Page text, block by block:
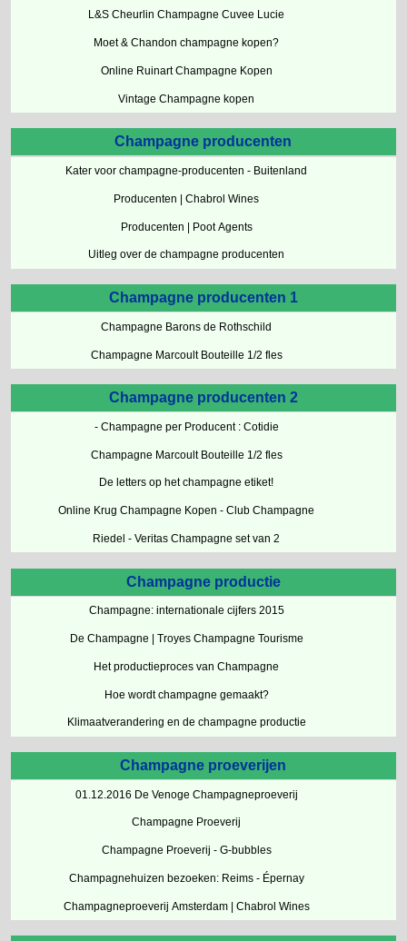
L&S Cheurlin Champagne Cuvee Lucie
Moet & Chandon champagne kopen?
Online Ruinart Champagne Kopen
Vintage Champagne kopen
Champagne producenten
Kater voor champagne-producenten - Buitenland
Producenten | Chabrol Wines
Producenten | Poot Agents
Uitleg over de champagne producenten
Champagne producenten 1
Champagne Barons de Rothschild
Champagne Marcoult Bouteille 1/2 fles
Champagne producenten 2
- Champagne per Producent : Cotidie
Champagne Marcoult Bouteille 1/2 fles
De letters op het champagne etiket!
Online Krug Champagne Kopen - Club Champagne
Riedel - Veritas Champagne set van 2
Champagne productie
Champagne: internationale cijfers 2015
De Champagne | Troyes Champagne Tourisme
Het productieproces van Champagne
Hoe wordt champagne gemaakt?
Klimaatverandering en de champagne productie
Champagne proeverijen
01.12.2016 De Venoge Champagneproeverij
Champagne Proeverij
Champagne Proeverij - G-bubbles
Champagnehuizen bezoeken: Reims - Épernay
Champagneproeverij Amsterdam | Chabrol Wines